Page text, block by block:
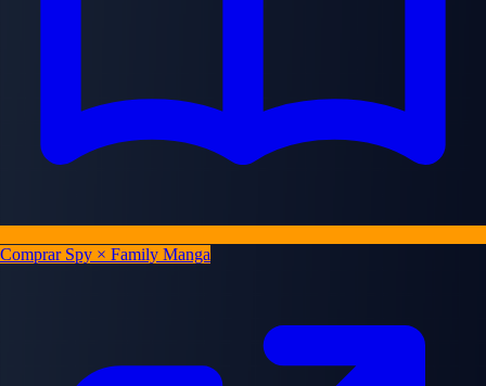
Comprar Spy × Family Manga